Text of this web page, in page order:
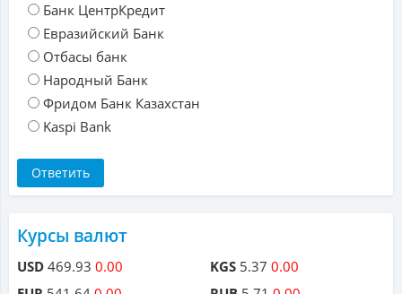
Банк ЦентрКредит
Евразийский Банк
Отбасы банк
Народный Банк
Фридом Банк Казахстан
Kaspi Bank
Курсы валют
USD 469.93 0.00
KGS 5.37 0.00